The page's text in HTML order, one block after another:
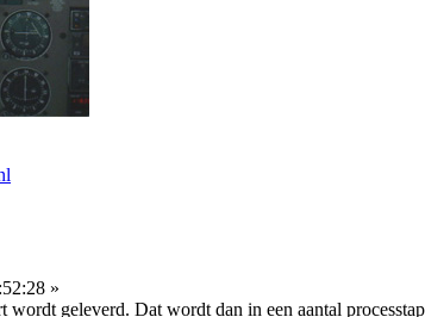
»
geleverd. Dat wordt dan in een aantal